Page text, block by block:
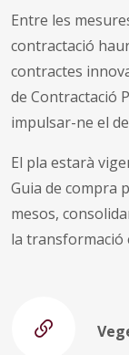
Entre les
contractació
contractes
de Contractació
impulsar-ne el
El pla estarà
Guia de compra
mesos,
la transformació